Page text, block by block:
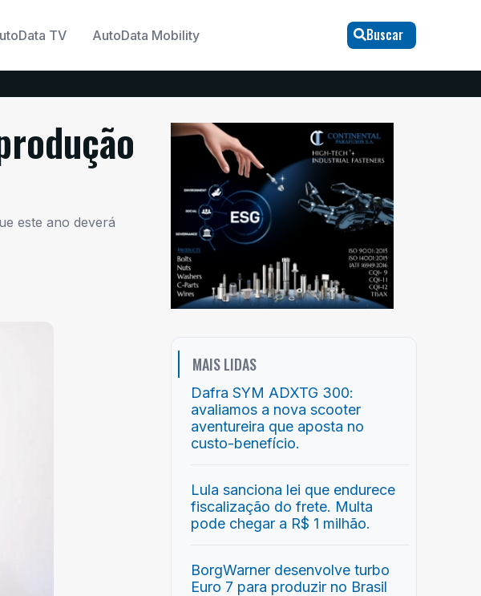
TV AutoData Mobility Buscar
este ano deverá
MAIS LIDAS
Dafra SYM ADXTG 300:
avaliamos a nova scooter
aventureira que aposta no
custo-benefício.
Lula sanciona lei que endurece
fiscalização do frete. Multa
pode chegar a R$ 1 milhão.
BorgWarner desenvolve turbo
Euro 7 para produzir no Brasil